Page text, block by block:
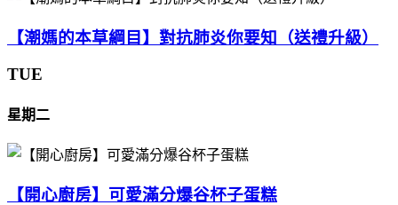
【潮媽的本草綱目】對抗肺炎你要知（送禮升級）
TUE
星期二
【開心廚房】可愛滿分爆谷杯子蛋糕